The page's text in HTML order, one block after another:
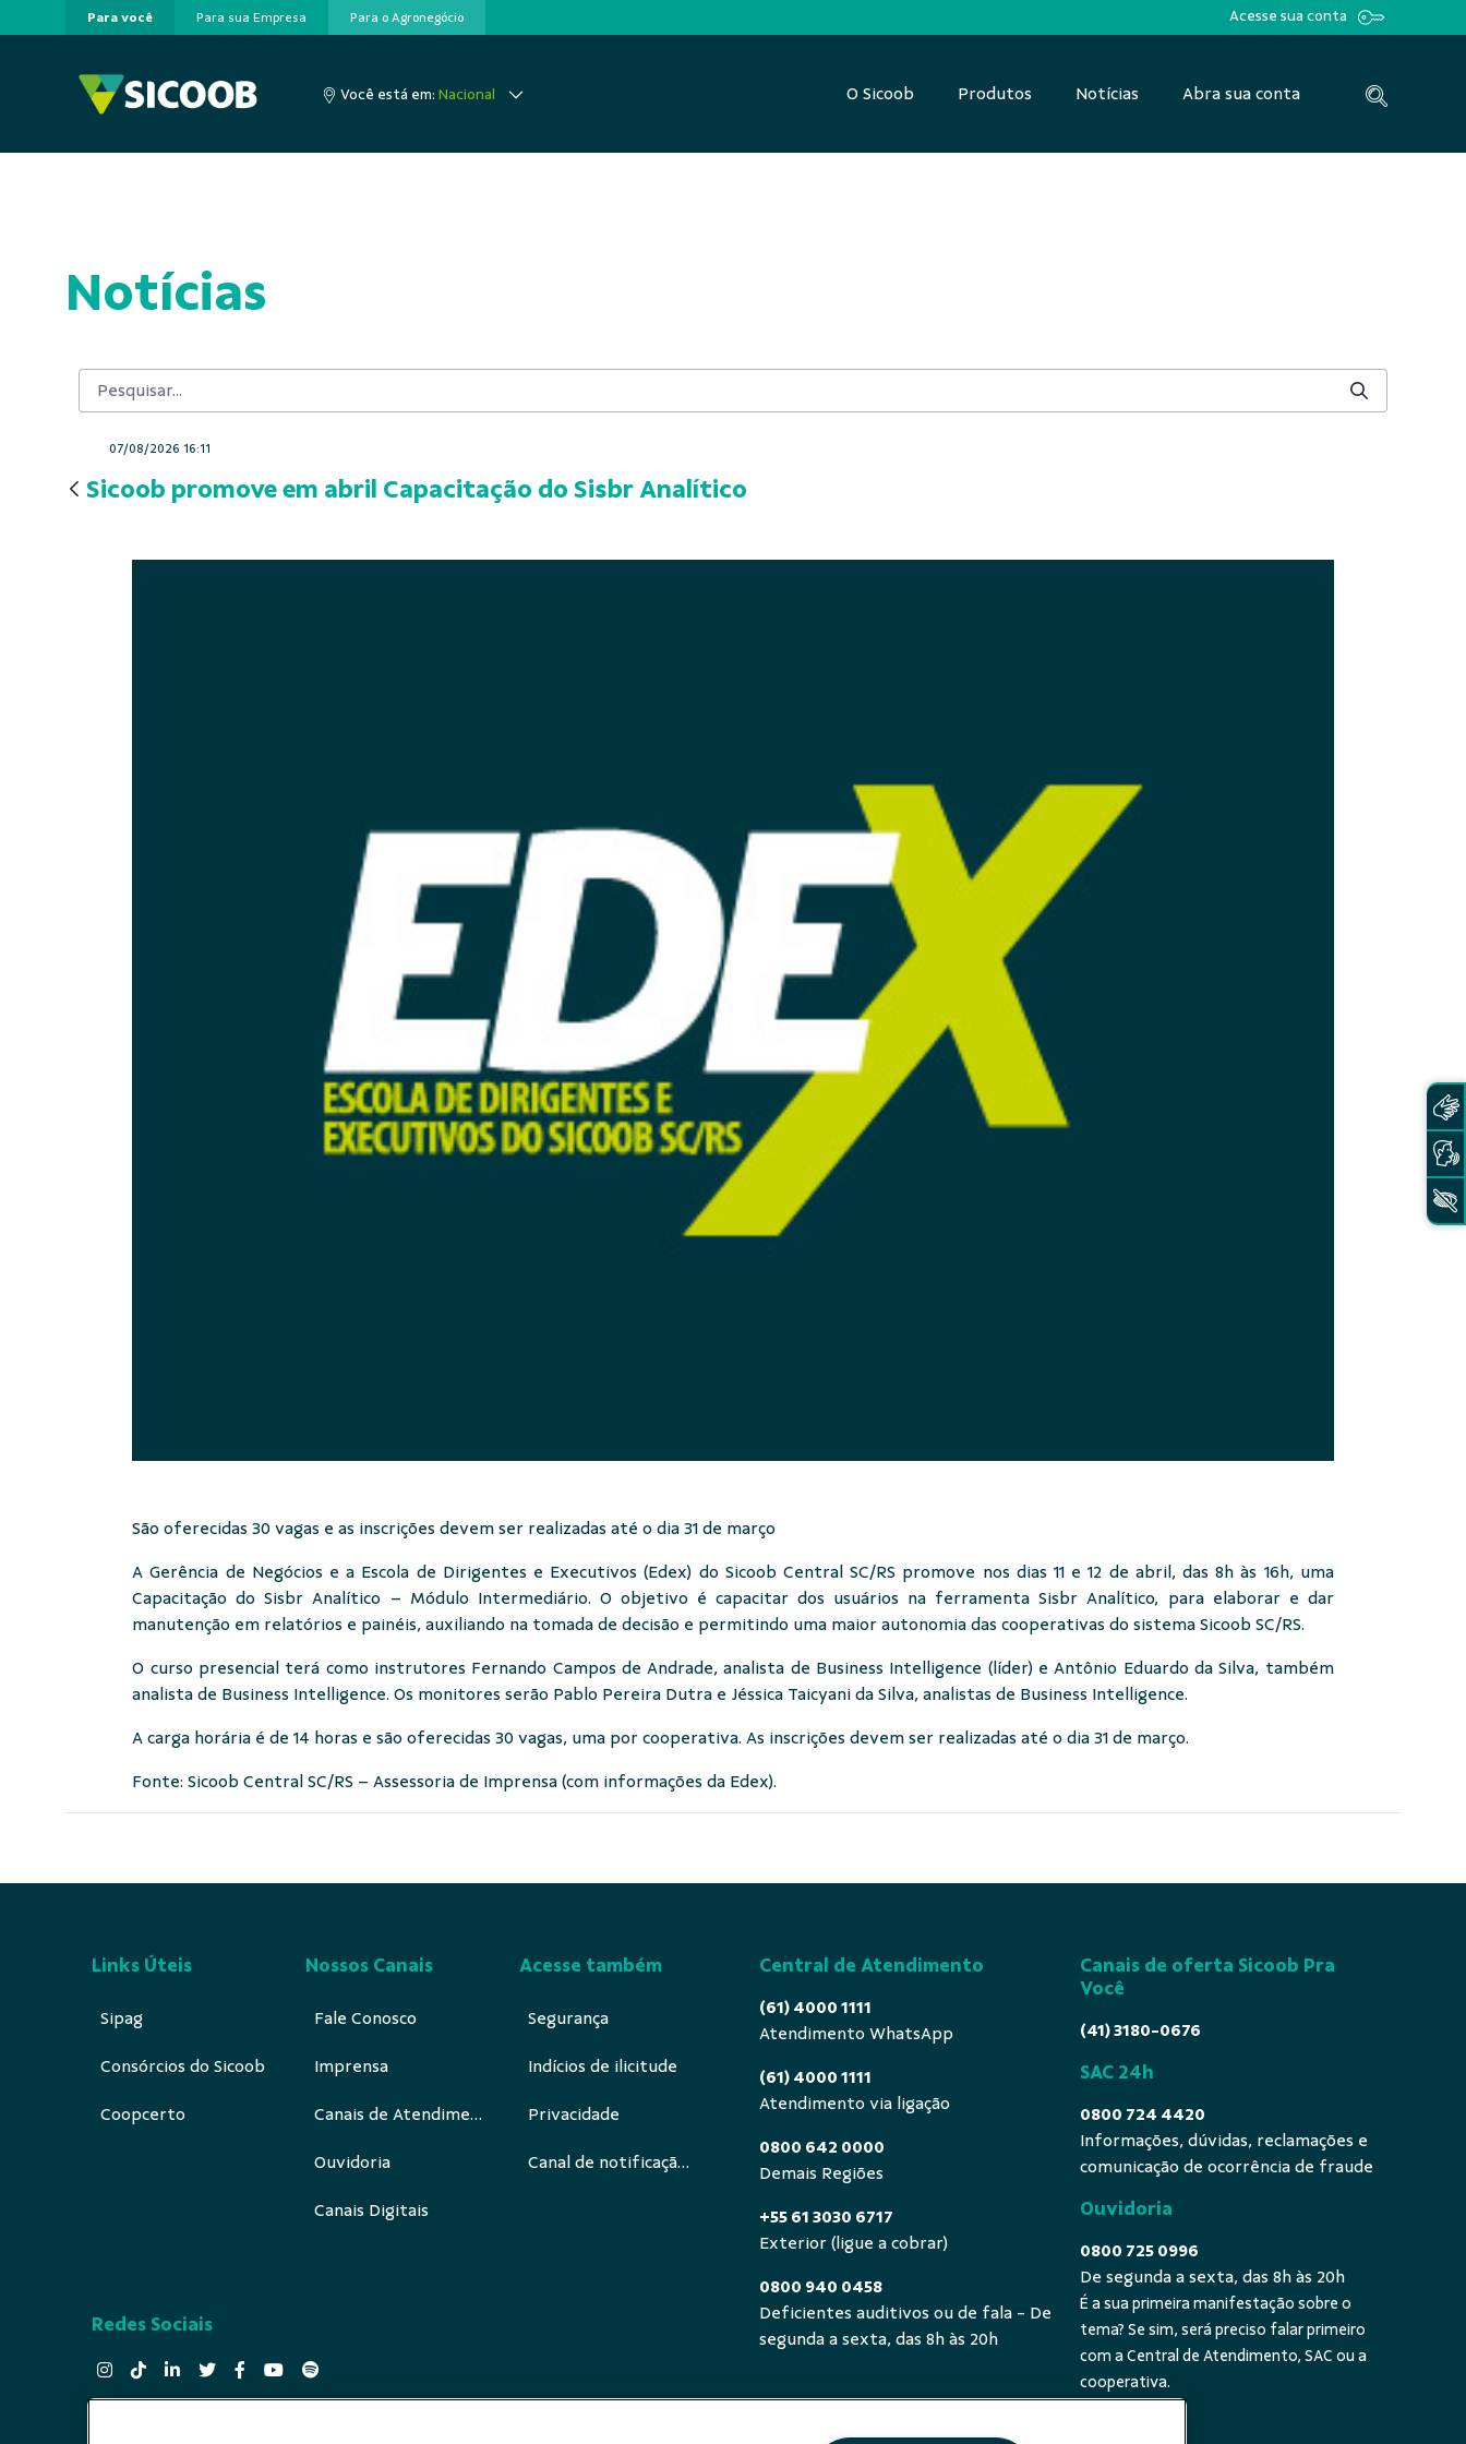
Pular para o Conteúdo principal
Para você Para sua Empresa Para o Agronegócio Acesse sua conta
Você está em:Nacional O Sicoob Produtos Notícias Abra sua conta
Notícias
Sicoob promove em abril Capacitação do Sisbr Analítico
07/08/2026 16:11
São oferecidas 30 vagas e as inscrições devem ser realizadas até o dia 31 de março
A Gerência de Negócios e a Escola de Dirigentes e Executivos (Edex) do Sicoob Central SC/RS promove nos dias 11 e 12 de abril, das 8h às 16h, uma
Capacitação do Sisbr Analítico – Módulo Intermediário. O objetivo é capacitar dos usuários na ferramenta Sisbr Analítico, para elaborar e dar
manutenção em relatórios e painéis, auxiliando na tomada de decisão e permitindo uma maior autonomia das cooperativas do sistema Sicoob SC/RS.
O curso presencial terá como instrutores Fernando Campos de Andrade, analista de Business Intelligence (líder) e Antônio Eduardo da Silva, também
analista de Business Intelligence. Os monitores serão Pablo Pereira Dutra e Jéssica Taicyani da Silva, analistas de Business Intelligence.
A carga horária é de 14 horas e são oferecidas 30 vagas, uma por cooperativa. As inscrições devem ser realizadas até o dia 31 de março.
Fonte: Sicoob Central SC/RS – Assessoria de Imprensa (com informações da Edex).
Links Úteis
Sipag
Consórcios do Sicoob
Coopcerto
Nossos Canais
Fale Conosco
Imprensa
Canais de Atendimento
Ouvidoria
Canais Digitais
Acesse também
Segurança
Indícios de ilicitude
Privacidade
Canal de notificação ECA Digital
Redes Sociais
Central de Atendimento
(61) 4000 1111
Atendimento WhatsApp
(61) 4000 1111
Atendimento via ligação
0800 642 0000
Demais Regiões
+55 61 3030 6717
Exterior (ligue a cobrar)
0800 940 0458
Deficientes auditivos ou de fala - De
segunda a sexta, das 8h às 20h
Canais de oferta Sicoob Pra
Você
(41) 3180-0676
SAC 24h
0800 724 4420
Informações, dúvidas, reclamações e
comunicação de ocorrência de fraude
Ouvidoria
0800 725 0996
De segunda a sexta, das 8h às 20h
É a sua primeira manifestação sobre o
tema? Se sim, será preciso falar primeiro
com a Central de Atendimento, SAC ou a
cooperativa.